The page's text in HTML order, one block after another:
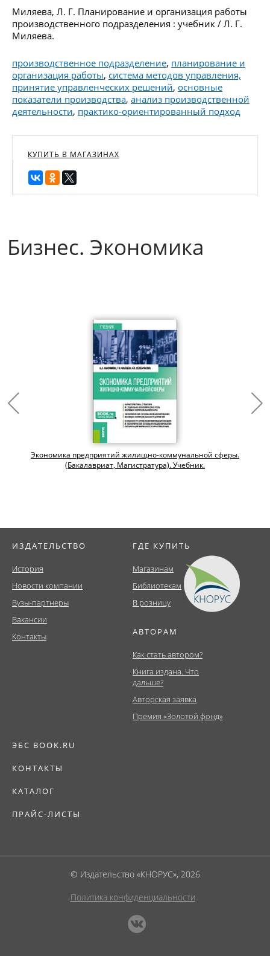
Миляева, Л. Г. Планирование и организация работы
производственного подразделения : учебник / Л. Г.
Миляева.
производственное подразделение, планирование и
организация работы, система методов управления,
принятие управленческих решений, основные
показатели производства, анализ производственной
деятельности, практико-ориентированный подход
КУПИТЬ В МАГАЗИНАХ
Бизнес. Экономика
Экономика предприятий жилищно-коммунальной сферы.
(Бакалавриат, Магистратура). Учебник.
ИЗДАТЕЛЬСТВО
История
Новости компании
Вузы-партнеры
Вакансии
Контакты
ГДЕ КУПИТЬ
Магазинам
Библиотекам
В розницу
АВТОРАМ
Как стать автором?
Книга издана. Что
дальше?
Авторская заявка
Премия «Золотой фонд»
ЭБС BOOK.RU
КОНТАКТЫ
КАТАЛОГ
ПРАЙС-ЛИСТЫ
© Издательство «КНОРУС», 2026
Политика конфиденциальности